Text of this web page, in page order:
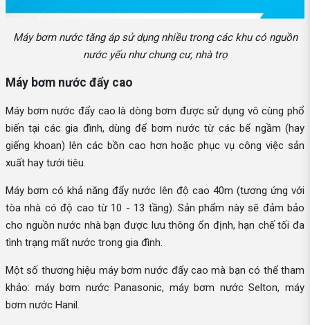
Máy bơm nước tăng áp sử dụng nhiều trong các khu có nguồn
nước yếu như chung cư, nhà trọ
Máy bơm nước đẩy cao
Máy bơm nước đẩy cao là dòng bơm được sử dụng vô cùng phổ
biến tại các gia đình, dùng để bơm nước từ các bể ngầm (hay
giếng khoan) lên các bồn cao hơn hoặc phục vụ công việc sản
xuất hay tưới tiêu.
Máy bơm có khả năng đẩy nước lên độ cao 40m (tương ứng với
tòa nhà có độ cao từ 10 - 13 tầng). Sản phẩm này sẽ đảm bảo
cho nguồn nước nhà bạn được lưu thông ổn định, hạn chế tối đa
tình trạng mất nước trong gia đình.
Một số thương hiệu máy bơm nước đẩy cao mà bạn có thể tham
khảo: máy bơm nước Panasonic, máy bơm nước Selton, máy
bơm nước Hanil.